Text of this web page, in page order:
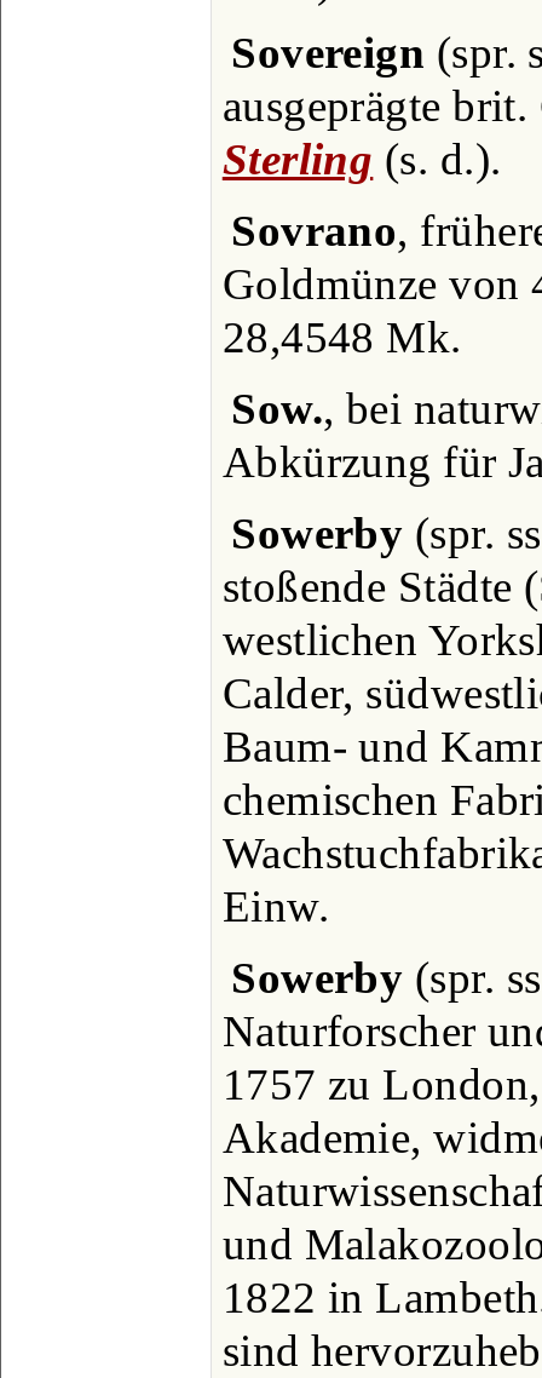
Sovereign (spr.
ausgeprägte
Sterling (s. d.).
Sovrano,
Goldmünze von
28,4548 Mk.
Sow., bei
Abkürzung für
Sowerby (spr.
stoßende Städte
westlichen
Calder,
Baum- und
chemischen
Einw.
Sowerby (spr.
Naturforscher
1757 zu
Akademie,
und
1822 in
sind